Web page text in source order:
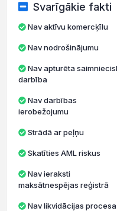
Svarīgākie fakti
Nav aktīvu komercķīlu
Nav nodrošinājumu
darbība
ierobežojumu
Strādā ar peļņu
Skatīties AML riskus
maksātnespējas reģistrā
Nav likvidācijas procesa